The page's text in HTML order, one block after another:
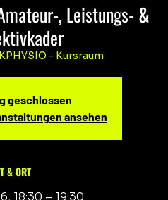
, Leistungs- &
- Kursraum
geschlossen
ansehen
& ORT
18:30 – 19:30